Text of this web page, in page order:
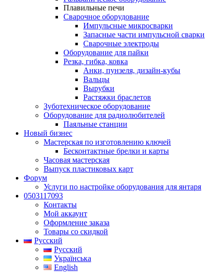
Плавильные печи
Сварочное оборудование
Импульсные микросварки
Запасные части импульсной сварки
Сварочные электроды
Оборудование для пайки
Резка, гибка, ковка
Анки, пунзеля, дизайн-кубы
Вальцы
Вырубки
Растяжки браслетов
Зуботехническое оборудование
Оборудование для радиолюбителей
Паяльные станции
Новый бизнес
Мастерская по изготовлению ключей
Бесконтактные брелки и карты
Часовая мастерская
Выпуск пластиковых карт
Форум
Услуги по настройке оборудования для янтаря
0503117093
Контакты
Мой аккаунт
Оформление заказа
Товары со скидкой
Русский
Русский
Українська
English